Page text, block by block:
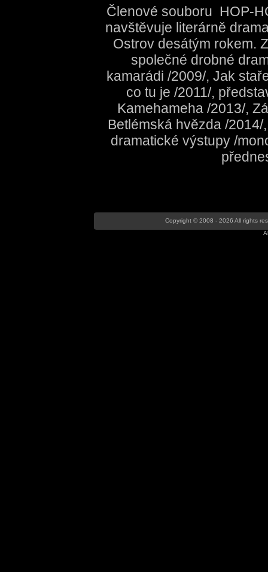
Členové souboru HOP-
navštěvuje literárně
Ostrov desátým rokem.
společné drobné
kamarádi /2009/, Jak
co tu je /2011/,
Kamehameha /2013/,
Betlémská hvězda /
dramatické výstupy /
Copyright © 2008 - 2026 All rights